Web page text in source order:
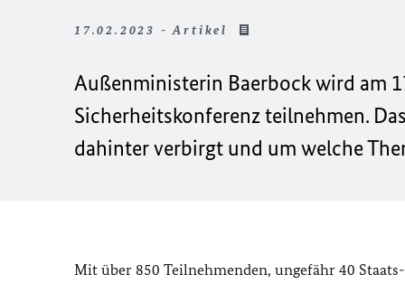
17.02.2023 - Artikel
Außenministerin Baerbock wird am
Sicherheitskonferenz teilnehmen.
dahinter verbirgt und um welche
Mit über 850 Teilnehmenden, ungefähr 40